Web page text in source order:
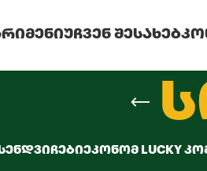
ᲛᲔᲜᲘᲣᲩᲕᲔᲜ ᲨᲔᲡᲐᲮᲔᲑ
ᲔᲙᲝᲜᲝᲛ LUCKY